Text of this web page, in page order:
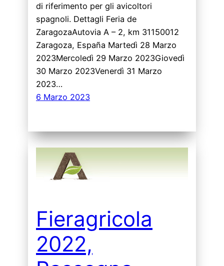
di riferimento per gli avicoltori
spagnoli. Dettagli Feria de
ZaragozaAutovia A – 2, km 31150012
Zaragoza, España Martedì 28 Marzo
2023Mercoledì 29 Marzo 2023Giovedì
30 Marzo 2023Venerdì 31 Marzo
2023…
6 Marzo 2023
Fieragricola
2022,